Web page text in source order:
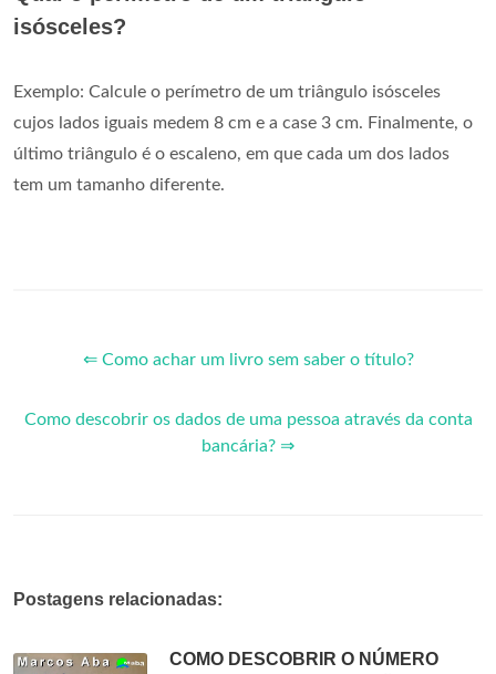
isósceles?
Exemplo: Calcule o perímetro de um triângulo isósceles
cujos lados iguais medem 8 cm e a case 3 cm. Finalmente, o
último triângulo é o escaleno, em que cada um dos lados
tem um tamanho diferente.
⇐ Como achar um livro sem saber o título?
Como descobrir os dados de uma pessoa através da conta
bancária? ⇒
Postagens relacionadas:
COMO DESCOBRIR O NÚMERO